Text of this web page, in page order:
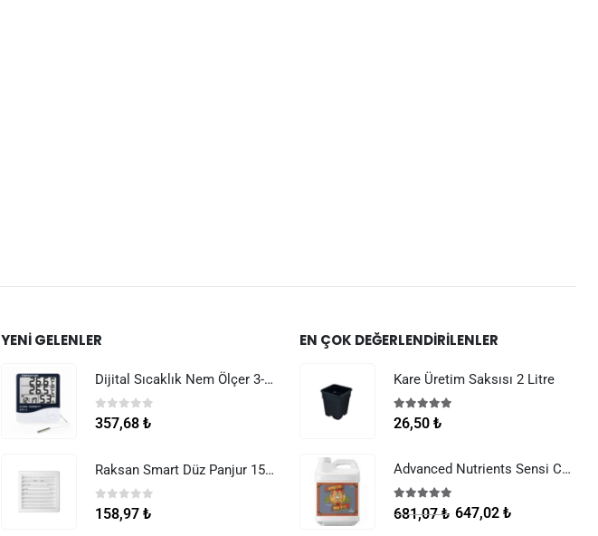
YENI GELENLER
Dijital Sıcaklık Nem Ölçer 3-1 Sensör Kablolu
05 üzerinden
357,68 ₺
Raksan Smart Düz Panjur 150 mm Sinek Telli
0 5 üzerinden
158,97 ₺
EN ÇOK DEĞERLENDIRILENLER
Kare Üretim Saksısı 2 Litre
5.005 üzerinden
26,50 ₺
Advanced Nutrients Sensi Cal Mag Xtra 250 ml
5.00 5 üzerinden
681,07₺ 647,02 ₺